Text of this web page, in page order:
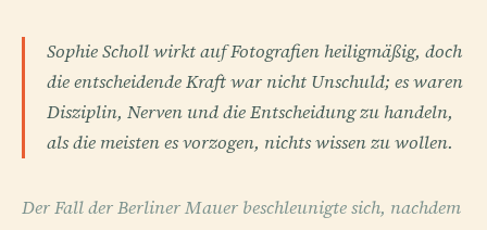
Sophie Scholl wirkt auf Fotografien heiligmäßig, doch
die entscheidende Kraft war nicht Unschuld; es waren
Disziplin, Nerven und die Entscheidung zu handeln,
als die meisten es vorzogen, nichts wissen zu wollen.
Der Fall der Berliner Mauer beschleunigte sich, nachdem